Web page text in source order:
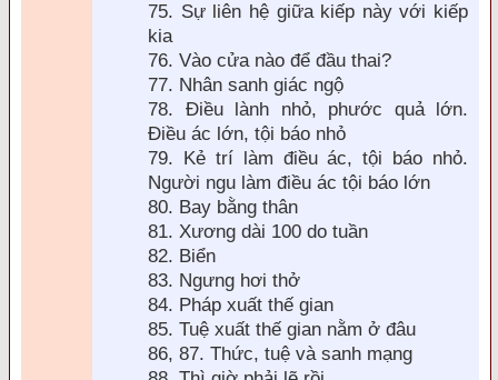
75. Sự liên hệ giữa kiếp này với kiếp
kia
76. Vào cửa nào để đầu thai?
77. Nhân sanh giác ngộ
78. Điều lành nhỏ, phước quả lớn.
Điều ác lớn, tội báo nhỏ
79. Kẻ trí làm điều ác, tội báo nhỏ.
Người ngu làm điều ác tội báo lớn
80. Bay bằng thân
81. Xương dài 100 do tuần
82. Biển
83. Ngưng hơi thở
84. Pháp xuất thế gian
85. Tuệ xuất thế gian nằm ở đâu
86, 87. Thức, tuệ và sanh mạng